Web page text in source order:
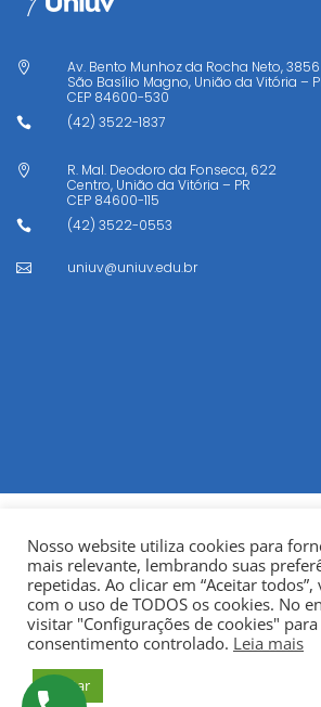

Av. Bento Munhoz da Rocha Neto, 3856
São Basílio Magno, União da Vitória –
CEP 84600-530
 (42) 3522-1837

R. Mal. Deodoro da Fonseca, 622
Centro, União da Vitória – PR
CEP 84600-115
 (42) 3522-0553
 uniuv@uniuv.edu.br
© Copyright 2022Fundação Municipal
da Cidade de União da Vitória –
Nosso website utiliza cookies para
mais relevante, lembrando suas
repetidas. Ao clicar em “Aceitar
com o uso de TODOS os cookies. No
visitar "Configurações de cookies"
consentimento controlado. Leia mais
Aceitar